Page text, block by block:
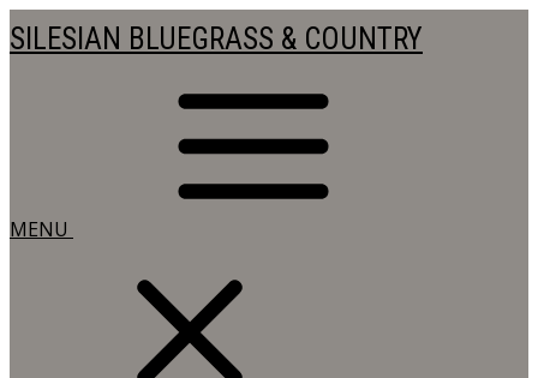
SILESIAN BLUEGRASS & COUNTRY
MENU